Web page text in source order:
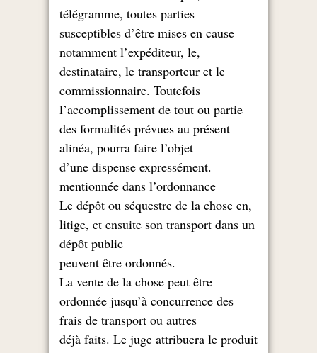
télégramme, toutes parties
susceptibles d’être mises en cause
,notamment l’expéditeur, le
destinataire, le transporteur et le
commissionnaire. Toutefois
l’accomplissement de tout ou partie
des formalités prévues au présent
alinéa, pourra faire l’objet
.d’une dispense expressément
mentionnée dans l’ordonnance
,Le dépôt ou séquestre de la chose en
litige, et ensuite son transport dans un
dépôt public
.peuvent être ordonnés
La vente de la chose peut être
ordonnée jusqu’à concurrence des
frais de transport ou autres
déjà faits. Le juge attribuera le produit